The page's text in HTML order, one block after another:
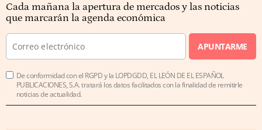
Cada mañana la apertura de mercados y las noticias
que marcarán la agenda económica
APUNTARME
De conformidad con el RGPD y la LOPDGDD, EL LEÓN DE EL ESPAÑOL
PUBLICACIONES, S.A. tratará los datos facilitados con la finalidad de remitirle
noticias de actualidad.